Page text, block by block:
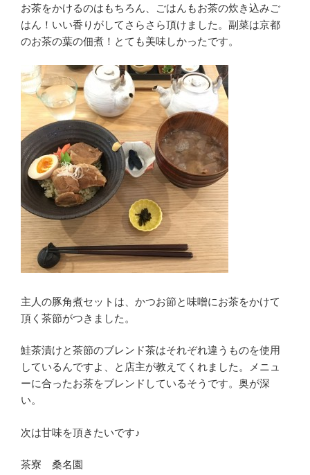
お茶をかけるのはもちろん、ごはんもお茶の炊き込みご
はん！いい香りがしてさらさら頂けました。副菜は京都
のお茶の葉の佃煮！とても美味しかったです。
主人の豚角煮セットは、かつお節と味噌にお茶をかけて
頂く茶節がつきました。
鮭茶漬けと茶節のブレンド茶はそれぞれ違うものを使用
しているんですよ、と店主が教えてくれました。メニュ
ーに合ったお茶をブレンドしているそうです。奥が深
い。
次は甘味を頂きたいです♪
茶寮 桑名園